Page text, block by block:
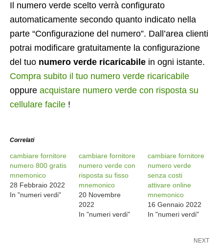
Il numero verde scelto verrà configurato
automaticamente secondo quanto indicato nella
parte “Configurazione del numero”. Dall’area clienti
potrai modificare gratuitamente la configurazione
del tuo numero verde ricaricabile in ogni istante.
Compra subito il tuo numero verde ricaricabile
oppure acquistare numero verde con risposta su
cellulare facile !
Correlati
cambiare fornitore
numero 800 gratis
mnemonico
28 Febbraio 2022
In "numeri verdi"
cambiare fornitore
numero verde con
risposta su fisso
mnemonico
20 Novembre
2022
In "numeri verdi"
cambiare fornitore
numero verde
senza costi
attivare online
mnemonico
16 Gennaio 2022
In "numeri verdi"
NEXT